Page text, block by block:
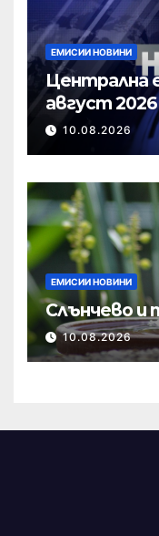
ЕМИСИИ НОВИНИ
Централна
август 2026
10.08.2026
ЕМИСИИ НОВИНИ
Слънчево и
10.08.2026